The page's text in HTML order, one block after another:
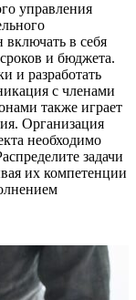
управления
в себя
и бюджета.
и разработать
с членами
также играет
Организация
необходимо
задачи
их компетенции